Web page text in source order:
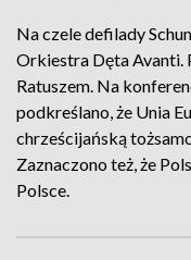
Na czele defilady
Orkiestra Dęta Avanti.
Ratuszem. Na
podkreślano, że Unia
chrześcijańską
Zaznaczono też, że
Polsce.